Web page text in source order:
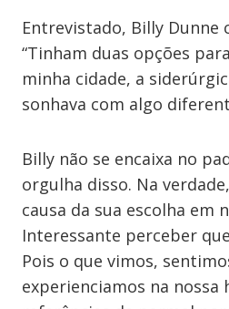
Entrevistado, Billy Dunne
“Tinham duas opções
minha cidade, a
sonhava com algo
Billy não se encaixa no
orgulha disso. Na
causa da sua escolha em
Interessante perceber
Pois o que vimos,
experienciamos na nossa